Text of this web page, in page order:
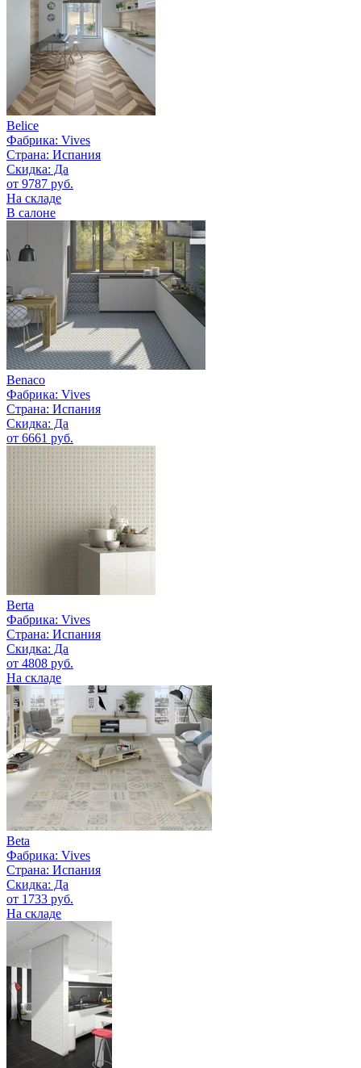
Belice
Фабрика: Vives
Страна: Испания
Скидка: Да
от 9787 руб.
На складе
В салоне
Benaco
Фабрика: Vives
Страна: Испания
Скидка: Да
от 6661 руб.
Berta
Фабрика: Vives
Страна: Испания
Скидка: Да
от 4808 руб.
На складе
Beta
Фабрика: Vives
Страна: Испания
Скидка: Да
от 1733 руб.
На складе